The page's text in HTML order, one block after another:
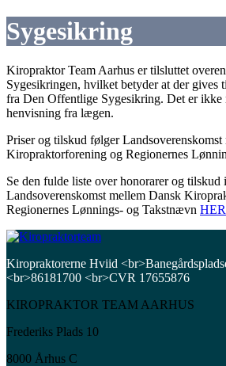
Sygesikring
Kiropraktor Team Aarhus er tilsluttet
Sygesikringen, hvilket betyder at der gives
fra Den Offentlige Sygesikring. Det er ikke
henvisning fra lægen.
Priser og tilskud følger
Kiropraktorforening og Regionernes
Se den fulde liste over honorarer og tilskud
Landsoverenskomst mellem Dansk
Regionernes Lønnings- og Takstnævn HER
Kiropraktorerne Hviid
<br>86181700 <br>CVR 17655876
KIROPRAKTOR TEAM AARHUS
Frederiks Plads 10
8000 Århus C